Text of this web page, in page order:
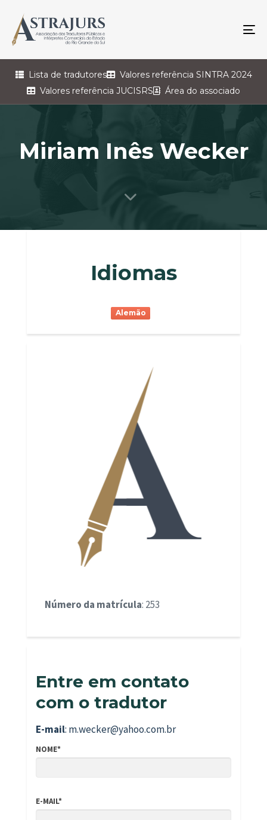
Lista de tradutores
Valores referência SINTRA 2024
Valores referência JUCISRS
Área do associado
Miriam Inês Wecker
Idiomas
Alemão
Número da matrícula: 253
Entre em contato
com o tradutor
E-mail: m.wecker@yahoo.com.br
NOME*
E-MAIL*